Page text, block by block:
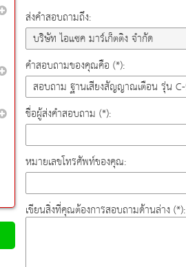
ส่งคำสอบถามถึง:
คำสอบถามของคุณคือ (*):
ชื่อผู้ส่งคำสอบถาม (*):
หมายเลขโทรศัพท์ของคุณ:
เขียนสิ่งที่คุณต้องการสอบถามด้านล่าง (*):